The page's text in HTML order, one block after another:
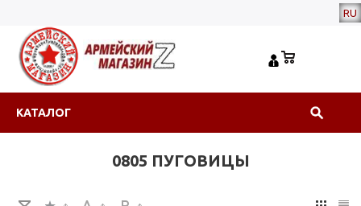
RU
КАТАЛОГ
0805 ПУГОВИЦЫ